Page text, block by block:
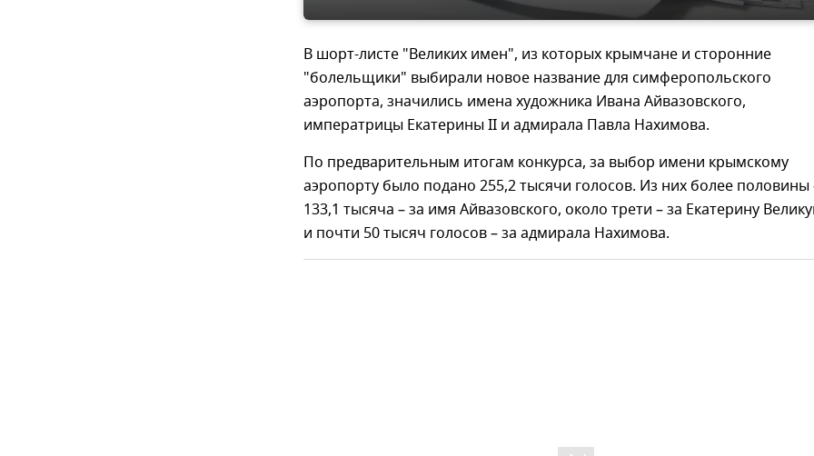
В шорт-листе "Великих имен", из которых крымчане и сторонние
"болельщики" выбирали новое название для симферопольского
аэропорта, значились имена художника Ивана Айвазовского,
императрицы Екатерины II и адмирала Павла Нахимова.
По предварительным итогам конкурса, за выбор имени крымскому
аэропорту было подано 255,2 тысячи голосов. Из них более половины
133,1 тысяча – за имя Айвазовского, около трети – за Екатерину
и почти 50 тысяч голосов – за адмирала Нахимова.